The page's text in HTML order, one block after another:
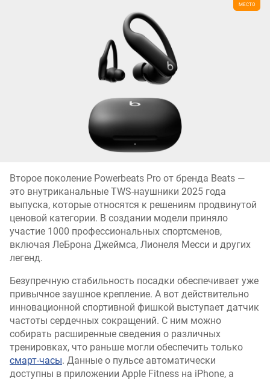
Второе поколение Powerbeats Pro от бренда Beats —
это внутриканальные TWS-наушники 2025 года
выпуска, которые относятся к решениям продвинутой
ценовой категории. В создании модели приняло
участие 1000 профессиональных спортсменов,
включая ЛеБрона Джеймса, Лионеля Месси и других
легенд.
Безупречную стабильность посадки обеспечивает уже
привычное заушное крепление. А вот действительно
инновационной спортивной фишкой выступает датчик
частоты сердечных сокращений. С ним можно
собирать расширенные сведения о различных
тренировках, что раньше могли обеспечить только
смарт-часы. Данные о пульсе автоматически
доступны в приложении Apple Fitness на iPhone, а